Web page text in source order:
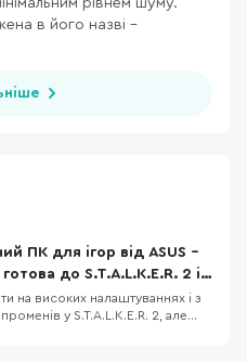
рівнем шуму.
в його назві –
ПК для ігор від ASUS –
до S.T.A.L.K.E.R. 2 і
на високих налаштуваннях і з
у S.T.A.L.K.E.R. 2, але